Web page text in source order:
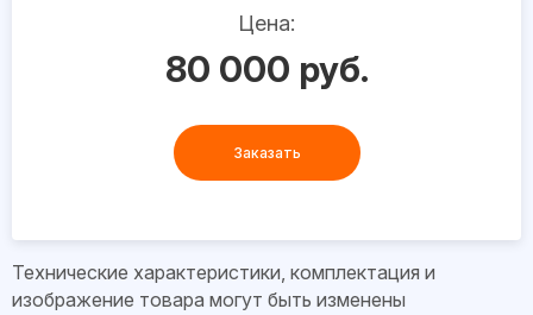
Цена:
80 000 руб.
Заказать
Технические характеристики, комплектация и
изображение товара могут быть изменены